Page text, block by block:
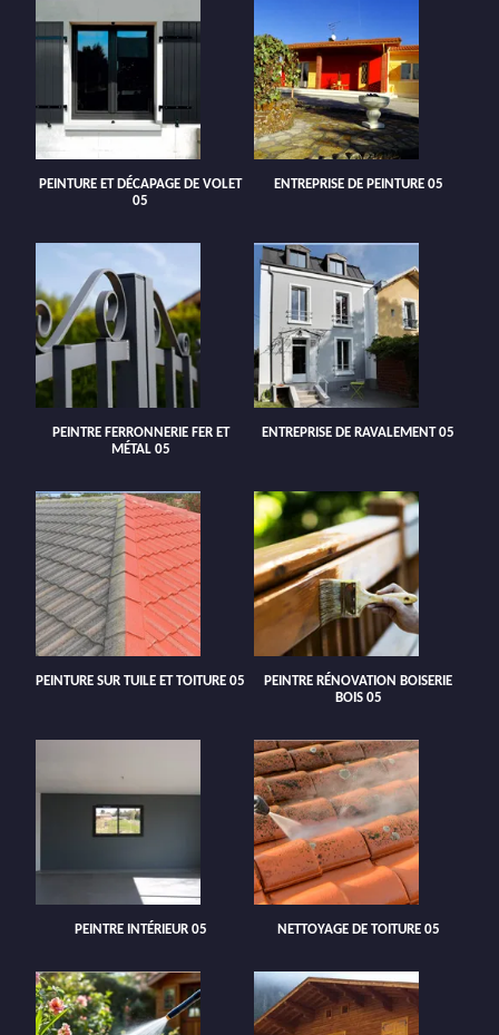
PEINTURE ET DÉCAPAGE DE VOLET
05
ENTREPRISE DE PEINTURE 05
PEINTRE FERRONNERIE FER ET
MÉTAL 05
ENTREPRISE DE RAVALEMENT 05
PEINTURE SUR TUILE ET TOITURE 05
PEINTRE RÉNOVATION BOISERIE
BOIS 05
PEINTRE INTÉRIEUR 05 NETTOYAGE DE TOITURE 05